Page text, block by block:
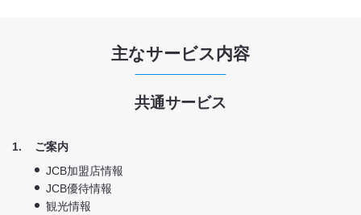
主なサービス内容
共通サービス
1
ご案内
JCB加盟店情報
JCB優待情報
観光情報